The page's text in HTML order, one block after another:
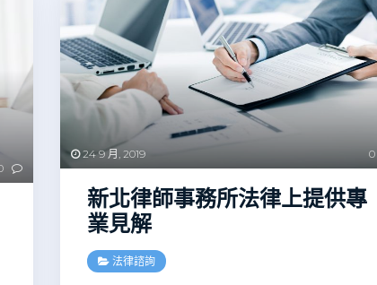
24 9 月, 2019 0
新北律師事務所法律上提供專
業見解
法律諮詢